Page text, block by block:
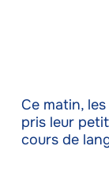
Ce matin,
pris leur
cours de